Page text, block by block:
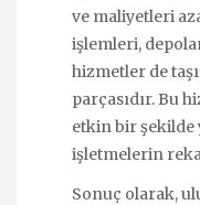
ve maliyetleri
işlemleri,
hizmetler de
parçasıdır. Bu
etkin bir şekilde
işletmelerin
Sonuç olarak,